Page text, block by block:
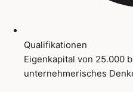
Qualifikationen
Eigenkapital von 25.000
unternehmerisches